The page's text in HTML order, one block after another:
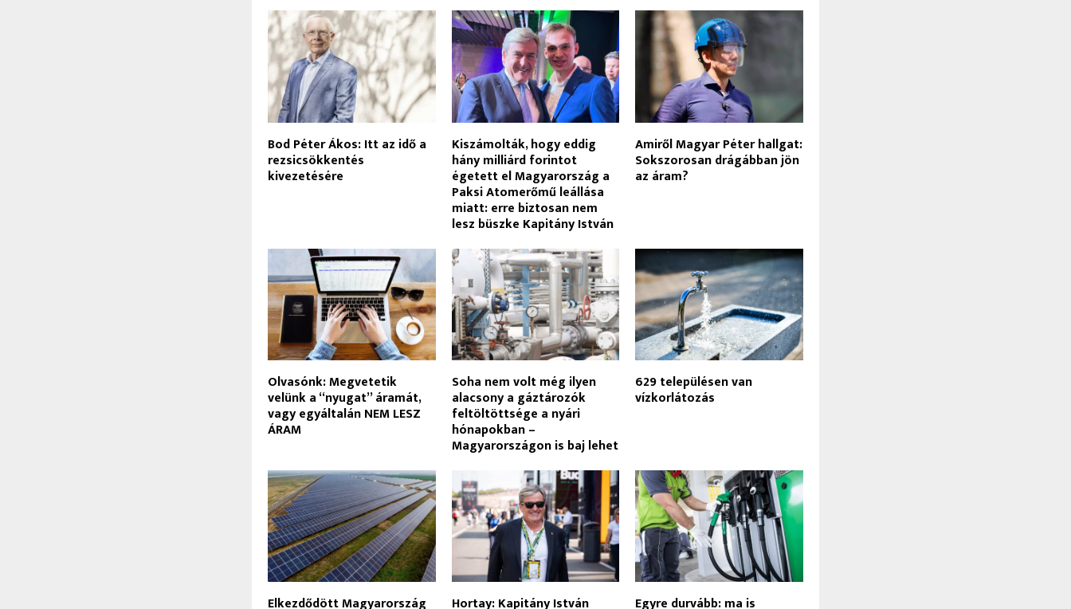
Bod Péter Ákos: Itt az idő a
rezsicsökkentés
kivezetésére
Kiszámolták, hogy eddig
hány milliárd forintot
égetett el Magyarország a
Paksi Atomerőmű leállása
miatt: erre biztosan nem
lesz büszke Kapitány István
Amiről Magyar Péter hallgat:
Sokszorosan drágábban jön
az áram?
Olvasónk: Megvetetik
velünk a “nyugat” áramát,
vagy egyáltalán NEM LESZ
ÁRAM
Soha nem volt még ilyen
alacsony a gáztározók
feltöltöttsége a nyári
hónapokban –
Magyarországon is baj lehet
629 településen van
vízkorlátozás
Elkezdődött Magyarország Hortay: Kapitány István Egyre durvább: ma is